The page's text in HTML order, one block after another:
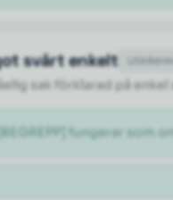
svårt enkelt
sak förklarad på
fungerar som